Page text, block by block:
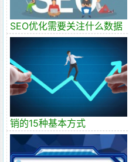
SEO优化需要关注什么数据
销的15种基本方式